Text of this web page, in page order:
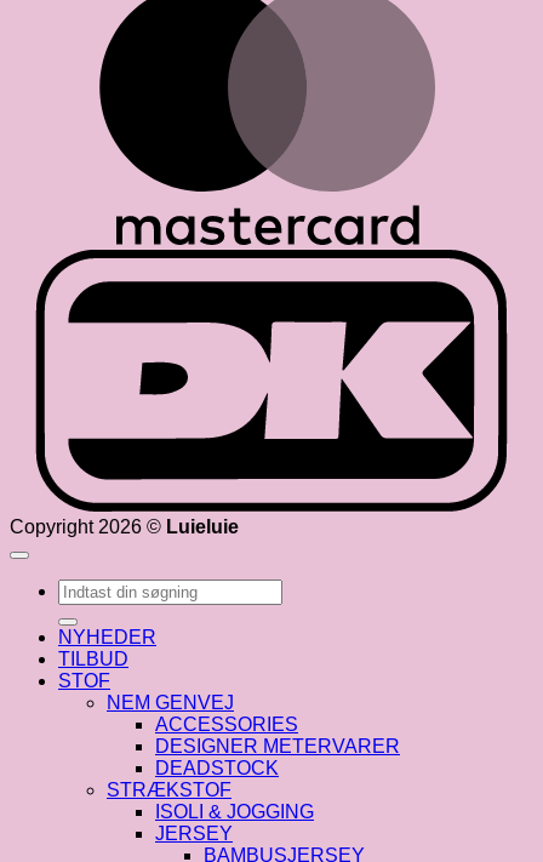
Copyright 2026 © Luieluie
Søg
efter:
NYHEDER
TILBUD
STOF
NEM GENVEJ
ACCESSORIES
DESIGNER METERVARER
DEADSTOCK
STRÆKSTOF
ISOLI & JOGGING
JERSEY
BAMBUSJERSEY